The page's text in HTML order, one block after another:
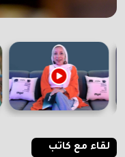
لقاء مع كاتب